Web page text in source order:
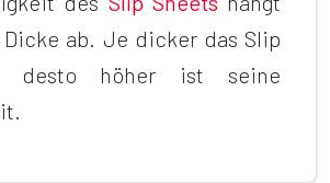
Dicke ab. Je dicker das Slip
desto höher ist seine